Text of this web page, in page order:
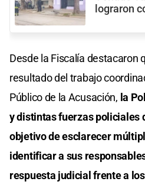
lograron
Desde la Fiscalía destacaron
resultado del trabajo
Público de la Acusación, la
y distintas fuerzas policiales
objetivo de esclarecer
identificar a sus
respuesta judicial frente a